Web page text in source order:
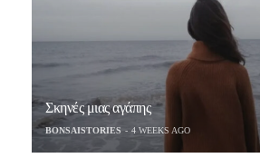
Σκηνές μιας αγάπης
BONSAISTORIES 4 WEEKS AGO